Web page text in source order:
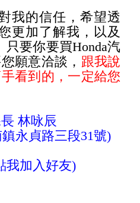
我的信任，希望透
更加了解我，以及
只要你要買Honda汽
願意洽談， 跟我說
看到的，一定給您
林咏辰
永貞路三段31號)
我加入好友)